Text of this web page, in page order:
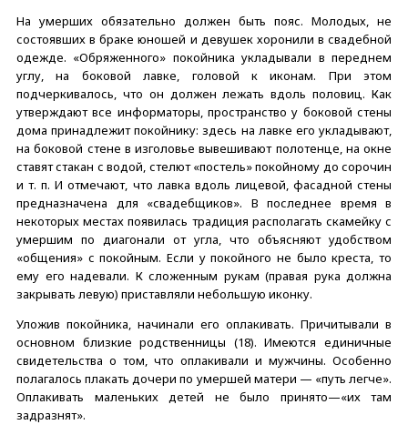
На умерших обязательно должен быть пояс. Молодых, не
состоявших в браке юношей и девушек хоронили в свадебной
одежде. «Обряженного» покойника укладывали в переднем
углу, на боковой лавке, головой к иконам. При этом
подчеркивалось, что он должен лежать вдоль половиц. Как
утверждают все информаторы, пространство у боковой стены
дома принадлежит покойнику: здесь на лавке его укладывают,
на боковой стене в изголовье вывешивают полотенце, на окне
ставят стакан с водой, стелют «постель» покойному до сорочин
и т. п. И отмечают, что лавка вдоль лицевой, фасадной стены
предназначена для «свадебщиков». В последнее время в
некоторых местах появилась традиция располагать скамейку с
умершим по диагонали от угла, что объясняют удобством
«общения» с покойным. Если у покойного не было креста, то
ему его надевали. К сложенным рукам (правая рука должна
закрывать левую) приставляли небольшую иконку.
Уложив покойника, начинали его оплакивать. Причитывали в
основном близкие родственницы (18). Имеются единичные
свидетельства о том, что оплакивали и мужчины. Особенно
полагалось плакать дочери по умершей матери — «путь легче».
Оплакивать маленьких детей не было принято—«их там
задразнят».